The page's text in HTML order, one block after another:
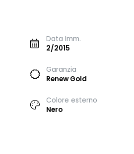
Data Imm.
2/2015
Garanzia
Renew Gold
Colore esterno
Nero